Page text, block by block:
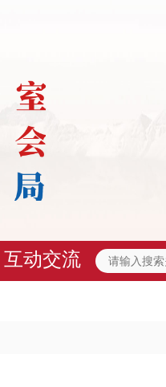
互动交流